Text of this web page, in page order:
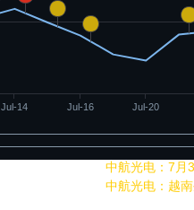
Jul-14 Jul-16 Jul-20
中航光电：7月
中航光电：越